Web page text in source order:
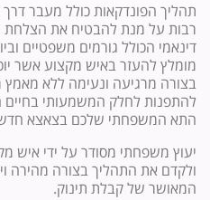
תהליך הפונדקאות כולל מעבר דרך
רבות על מנת להבטיח את הצלחת
דינאמי הכולל גורמים משפטיים
מומלץ להעזר באיש מקצוע אשר
בצורה מרגיעה ונעימה ללא מאמץ
להתפנות לחלק המשמעותי
התא המשפחתי שלכם בצאצא
יעוץ משפחתי מסודר על ידי איש
ולקדם את התהליך בצורה מהירה
המאושר של קבלת תינוק.